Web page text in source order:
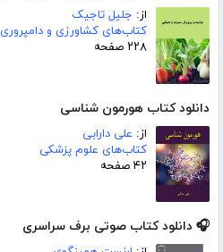
از: جلیل تاجیک
کتاب‌های کشاورزی و دامپروری
۲۲۸ صفحه
دانلود کتاب هورمون شناسی
از: علی دارابی
کتاب‌های علوم پزشکی
۴۲ صفحه
🎧 دانلود کتاب صوتی برف سراسری